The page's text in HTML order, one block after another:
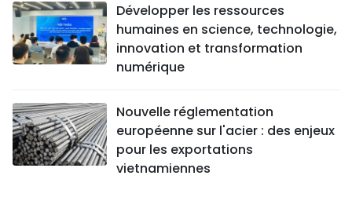
Développer les ressources
humaines en science, technologie,
innovation et transformation
numérique
Nouvelle réglementation
européenne sur l'acier : des enjeux
pour les exportations
vietnamiennes